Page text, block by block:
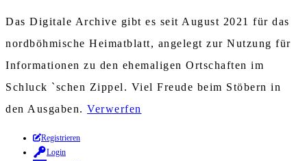
Das Digitale Archive gibt es seit August 2021 für das
nordböhmische Heimatblatt, angelegt zur Nutzung für
Informationen zu den ehemaligen Ortschaften im
Schluck `schen Zippel. Viel Freude beim Stöbern in
den Ausgaben. Verwerfen
Zum
Inhalt
Registrieren
Login